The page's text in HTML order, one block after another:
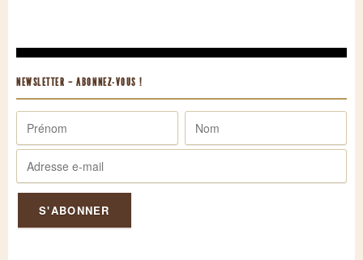
NEWSLETTER – ABONNEZ-VOUS !